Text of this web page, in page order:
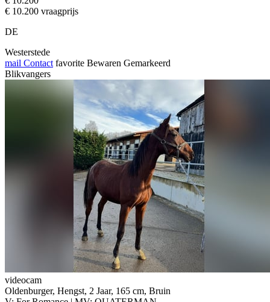
€ 10.200 vraagprijs
DE
Westerstede
mail Contact favorite Bewaren Gemarkeerd
Blikvangers
videocam
Oldenburger, Hengst, 2 Jaar, 165 cm, Bruin